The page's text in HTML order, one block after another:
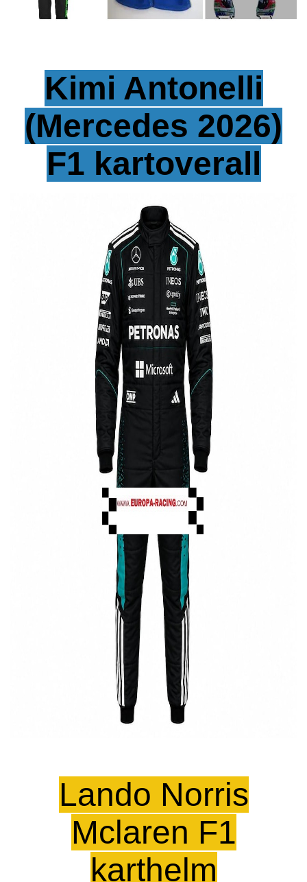
Kimi Antonelli
(Mercedes 2026)
F1 kartoverall
Lando Norris
Mclaren F1
karthelm